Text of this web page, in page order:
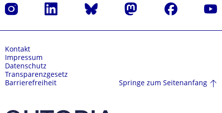
Instagram LinkedIn Bluesky Mastodon Facebook
Kontakt
Impressum
Datenschutz
Transparenzgesetz
Barrierefreiheit
Springe zum Seitenanfang